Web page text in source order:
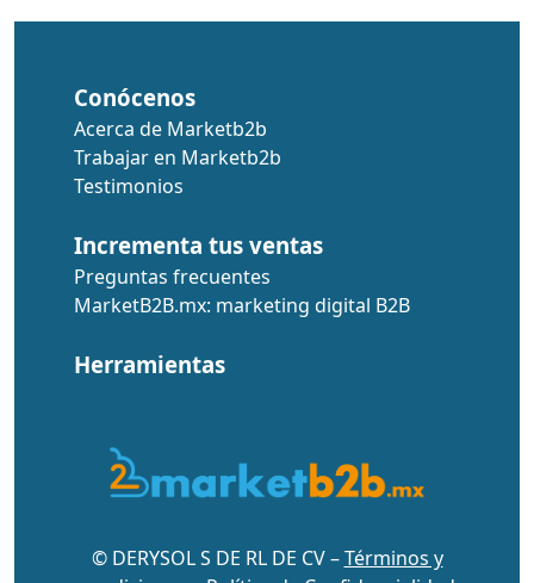
Conócenos
Acerca de Marketb2b
Trabajar en Marketb2b
Testimonios
Incrementa tus ventas
Preguntas frecuentes
MarketB2B.mx: marketing digital B2B
Herramientas
© DERYSOL S DE RL DE CV –Términos y